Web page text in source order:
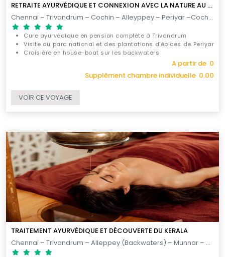
RETRAITE AYURVÉDIQUE ET CONNEXION AVEC LA NATURE AU KERALA
Chennai – Trivandrum – Cochin – Alleyppey – Periyar –Cochin – Chennai / 15 JOURS
Cure ayurvédique en pension complète à Trivandrum
Visite du parc national et des plantations d’épices de Periyar
Croisière en house-boat sur les backwaters
A partir de 0
Supplément chambre individuelle 0.00
VOIR CE VOYAGE
TRAITEMENT AYURVÉDIQUE ET DÉCOUVERTE DU KERALA
Chennai – Trivandrum – Alleppey (Backwaters) – Munnar – Cochin – Chennai / 14 jours